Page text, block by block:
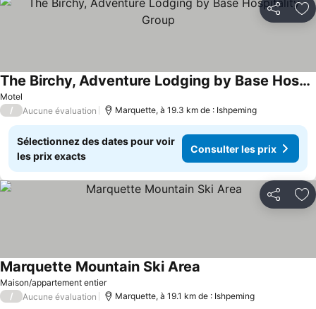
Partager
Motel
The Birchy, Adventure Lodging by Base Hospitality Group
/ Aucune évaluation Marquette, à 19.3 km de : Ishpeming
Sélectionnez des dates pour voir
les prix exacts
Consulter les prix
Partager
Maison/appartement entier
Marquette Mountain Ski Area
/ Aucune évaluation Marquette, à 19.1 km de : Ishpeming